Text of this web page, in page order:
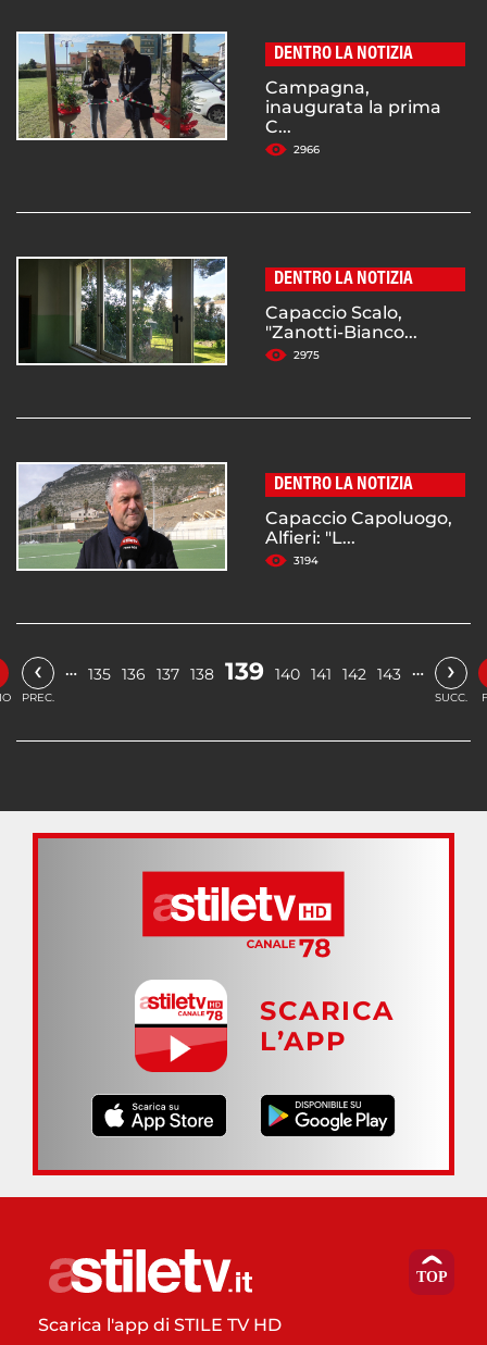
DENTRO LA NOTIZIA
Campagna,
inaugurata la prima
C...
2966
DENTRO LA NOTIZIA
Capaccio Scalo,
"Zanotti-Bianco...
2975
DENTRO LA NOTIZIA
Capaccio Capoluogo,
Alfieri: "L...
3194
‹
PREC.
… 135 136 137 138 139 140 141 142 143 … ›
SUCC.
SCARICA
L’APP
Scarica l'app di STILE TV HD